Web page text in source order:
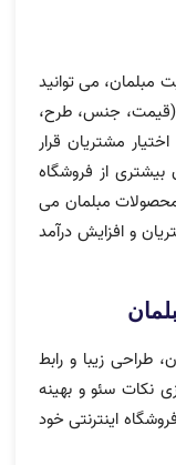
می توانید
(قیمت، جنس، طرح،
مشتریان قرار
بیشتری از فروشگاه
محصولات مبلمان می
و افزایش درآمد
طراحی زیبا و رابط
نکات سئو و بهینه
اینترنتی خود